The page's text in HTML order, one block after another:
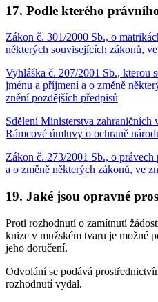
17. Podle kterého
Zákon č. 301/2000 Sb., o
některých souvisejících zákonů,
Vyhláška č. 207/2001 Sb., kterou
jménu a příjmení a o změně
znění pozdějších předpisů
Sdělení Ministerstva zahraničních
Rámcové úmluvy o ochraně
Zákon č. 273/2001 Sb., o
a o změně některých zákonů, ve
19. Jaké jsou opravné
Proti rozhodnutí o zamítnutí
knize v mužském tvaru je možné
jeho doručení.
Odvolání se podává
rozhodnutí vydal.